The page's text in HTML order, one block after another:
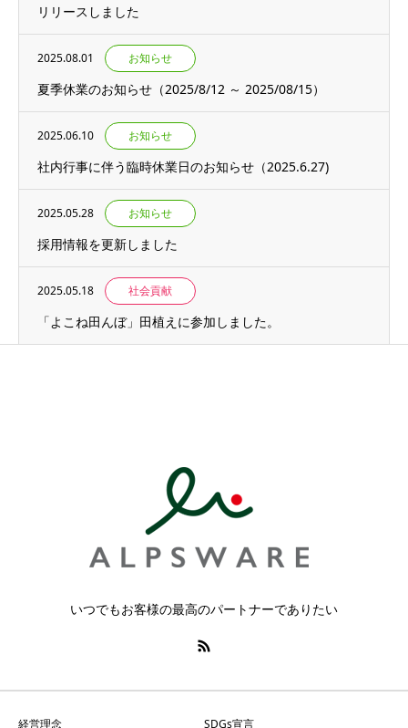
リリースしました
2025.08.01 お知らせ
夏季休業のお知らせ（2025/8/12 ～ 2025/08/15）
2025.06.10 お知らせ
社内行事に伴う臨時休業日のお知らせ（2025.6.27)
2025.05.28 お知らせ
採用情報を更新しました
2025.05.18 社会貢献
「よこね田んぼ」田植えに参加しました。
いつでもお客様の最高のパートナーでありたい
経営理念 SDGs宣言